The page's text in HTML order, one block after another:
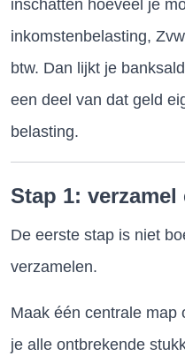
inschatten hoeveel je
inkomstenbelasting,
btw. Dan lijkt je
een deel van dat geld
belasting.
Stap 1:
De eerste stap is niet
verzamelen.
Maak één centrale map
je alle ontbrekende